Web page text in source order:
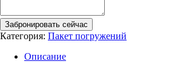
Забронировать сейчас
Категория: Пакет погружений
Описание